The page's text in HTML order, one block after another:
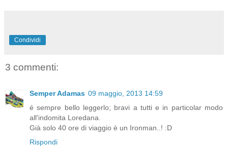
Condividi
3 commenti:
Semper Adamas 09 maggio, 2013 14:59
é sempre bello leggerlo; bravi a tutti e in particolar modo
all'indomita Loredana.
Già solo 40 ore di viaggio è un Ironman..! :D
Rispondi